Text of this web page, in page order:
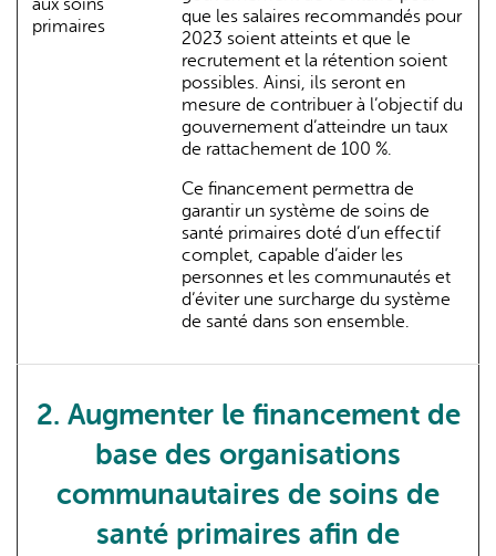
aux soins
primaires
que les salaires recommandés pour
2023 soient atteints et que le
recrutement et la rétention soient
possibles. Ainsi, ils seront en
mesure de contribuer à l’objectif du
gouvernement d’atteindre un taux
de rattachement de 100 %.
Ce financement permettra de
garantir un système de soins de
santé primaires doté d’un effectif
complet, capable d’aider les
personnes et les communautés et
d’éviter une surcharge du système
de santé dans son ensemble.
2. Augmenter le financement de
base des organisations
communautaires de soins de
santé primaires afin de